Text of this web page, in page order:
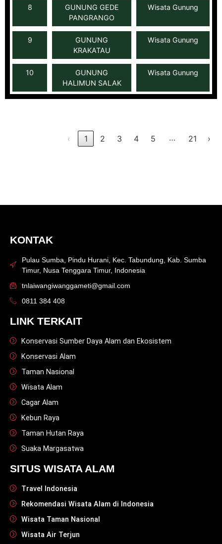
8
GUNUNG GEDE
PANGRANGO
Wisata Gunung
9
GUNUNG
KRAKATAU
Wisata Gunung
10
GUNUNG
HALIMUN SALAK
Wisata Gunung
‹ 1 2 3 4 5 … 21 ›
KONTAK
Pulau Sumba, Pindu Hurani, Kec. Tabundung, Kab. Sumba
Timur, Nusa Tenggara Timur, Indonesia
tnlaiwangiwanggameti@gmail.com
0811 384 408
LINK TERKAIT
Konservasi Sumber Daya Alam dan Ekosistem
Konservasi Alam
Taman Nasional
Wisata Alam
Cagar Alam
Kebun Raya
Taman Hutan Raya
Suaka Margasatwa
SITUS WISATA ALAM
Travel Indonesia
Rekomendasi Wisata Alam di Indonesia
Wisata Taman Nasional
Wisata Air Terjun